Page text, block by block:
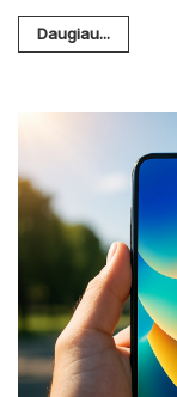
Daugiau...